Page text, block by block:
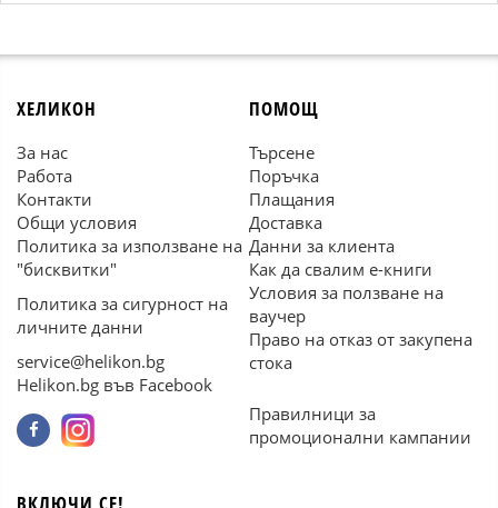
ХЕЛИКОН
За нас
Работа
Контакти
Общи условия
Политика за използване на
"бисквитки"
Политика за сигурност на
личните данни
service@helikon.bg
Helikon.bg във Facebook
ПОМОЩ
Търсене
Поръчка
Плащания
Доставка
Данни за клиента
Как да свалим е-книги
Условия за ползване на
ваучер
Право на отказ от закупена
стока
Правилници за
промоционални кампании